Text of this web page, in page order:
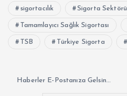
sigortacılık Sigorta Sektörü
Tamamlayıcı Sağlık Sigortası
TSB Türkiye Sigorta
Haberler E-Postanıza Gelsin...